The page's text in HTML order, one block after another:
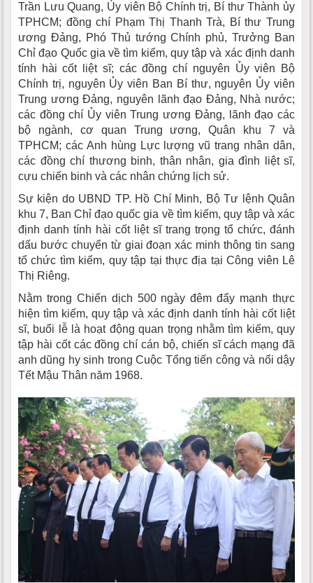
Trần Lưu Quang, Ủy viên Bộ Chính trị, Bí thư Thành ủy
TPHCM; đồng chí Phạm Thị Thanh Trà, Bí thư Trung
ương Đảng, Phó Thủ tướng Chính phủ, Trưởng Ban
Chỉ đạo Quốc gia về tìm kiếm, quy tập và xác định danh
tính hài cốt liệt sĩ; các đồng chí nguyên Ủy viên Bộ
Chính trị, nguyên Ủy viên Ban Bí thư, nguyên Ủy viên
Trung ương Đảng, nguyên lãnh đạo Đảng, Nhà nước;
các đồng chí Ủy viên Trung ương Đảng, lãnh đạo các
bộ ngành, cơ quan Trung ương, Quân khu 7 và
TPHCM; các Anh hùng Lực lượng vũ trang nhân dân,
các đồng chí thương binh, thân nhân, gia đình liệt sĩ,
cựu chiến binh và các nhân chứng lịch sử.
Sự kiện do UBND TP. Hồ Chí Minh, Bộ Tư lệnh Quân
khu 7, Ban Chỉ đạo quốc gia về tìm kiếm, quy tập và xác
định danh tính hài cốt liệt sĩ trang trọng tổ chức, đánh
dấu bước chuyển từ giai đoạn xác minh thông tin sang
tổ chức tìm kiếm, quy tập tại thực địa tại Công viên Lê
Thị Riêng.
Nằm trong Chiến dịch 500 ngày đêm đẩy mạnh thực
hiện tìm kiếm, quy tập và xác định danh tính hài cốt liệt
sĩ, buổi lễ là hoạt động quan trọng nhằm tìm kiếm, quy
tập hài cốt các đồng chí cán bộ, chiến sĩ cách mạng đã
anh dũng hy sinh trong Cuộc Tổng tiến công và nổi dậy
Tết Mậu Thân năm 1968.